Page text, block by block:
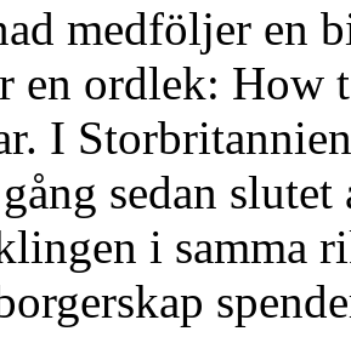
medföljer en
en ordlek: How
I
sedan
i samma